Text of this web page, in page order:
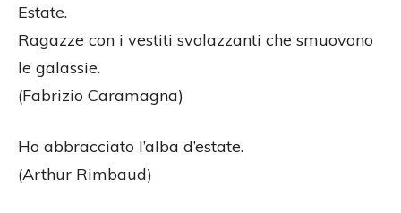
Estate.
Ragazze con i vestiti svolazzanti che smuovono
le galassie.
(Fabrizio Caramagna)
Ho abbracciato l’alba d’estate.
(Arthur Rimbaud)